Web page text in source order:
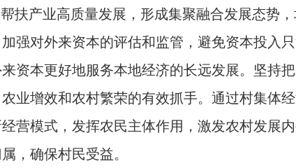
扶产业高质量发展，形成集聚融合发展态势
强对外来资本的评估和监管，避免资本投入
资本更好地服务本地经济的长远发展。坚持
业增效和农村繁荣的有效抓手。通过村集体
营模式，发挥农民主体作用，激发农村发展
，确保村民受益。